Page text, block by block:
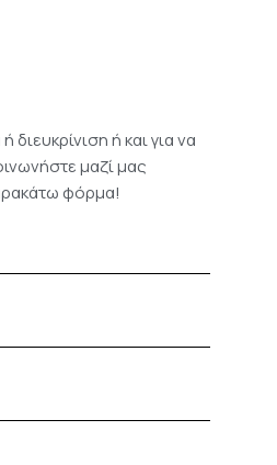
ή και για να
μαζί μας
φόρμα!